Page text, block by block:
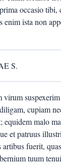
occasio tibi,
ista non
S.
cupiam
malo
et patruus
fuerit,
tuum